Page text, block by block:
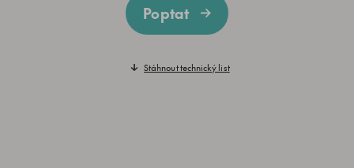
Poptat
Stáhnout technický list